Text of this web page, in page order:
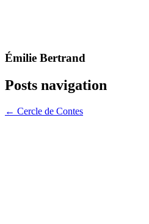
Émilie Bertrand
Posts navigation
← Cercle de Contes